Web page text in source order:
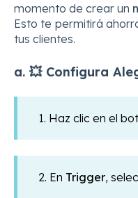
momento de crear un
Esto te permitirá
tus clientes.
a. 💥 Configura
1. Haz clic en el
2. En Trigger,